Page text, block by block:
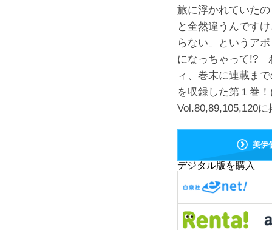
旅に浮かれていた
と全然違うんです
らない」というア
になっちゃって!?
ィ、巻末に連載ま
を収録した第１巻
Vol.80,89,105,120
美伊
デジタル版を購入